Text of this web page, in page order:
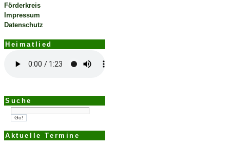
Förderkreis
Impressum
Datenschutz
Heimatlied
Suche
Aktuelle Termine